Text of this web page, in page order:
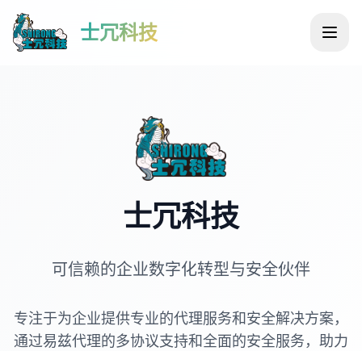
士冗科技
士冗科技
可信赖的企业数字化转型与安全伙伴
专注于为企业提供专业的代理服务和安全解决方案，
通过易兹代理的多协议支持和全面的安全服务，助力